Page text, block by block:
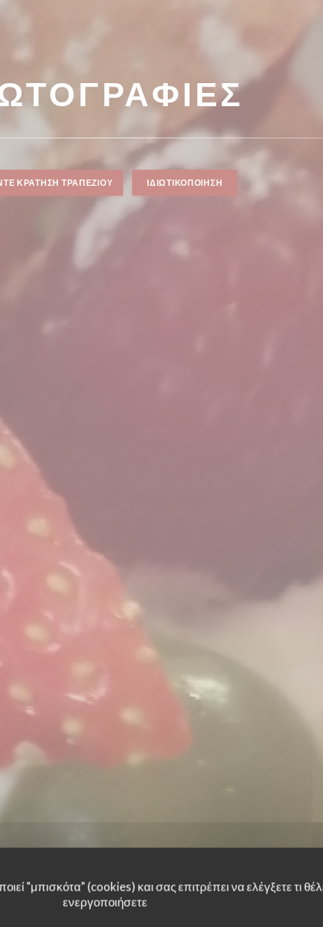
"μπισκότα" (cookies) και σας επιτρέπει να ελέγξετε τι
ενεργοποιήσετε
ΚΡΆΤΗΣΗ ΤΡΑΠΕΖΙΟΎ ΙΔΙΩΤΙΚΟΠΟΊΗΣΗ